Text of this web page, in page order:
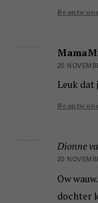
20
Leuk dat
Dionne
20
Ow
dochter